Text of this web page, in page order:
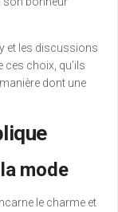
et les discussions
ces choix, qu’ils
dont une
mode
le charme et